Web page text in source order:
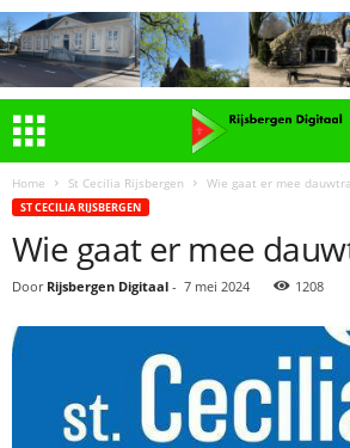
Home St Cecilia Rijsbergen Wie gaat er mee
ST CECILIA RIJSBERGEN
Wie gaat er mee
Door Rijsbergen Digitaal - 7 mei 2024 1208